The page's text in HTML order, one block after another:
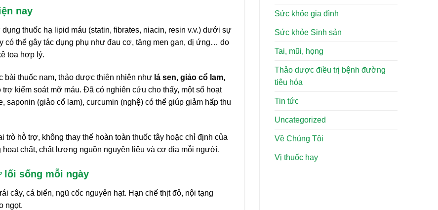
nay
thuốc hạ lipid máu (statin, fibrates, niacin, resin v.v.) dưới sự
có thể gây tác dụng phụ như đau cơ, tăng men gan, dị ứng… do
toa hợp lý.
bài thuốc nam, thảo dược thiên nhiên như lá sen, giảo cổ lam,
trợ kiểm soát mỡ máu. Đã có nghiên cứu cho thấy, một số hoạt
(giảo cổ lam), curcumin (nghệ) có thể giúp giảm hấp thu
hỗ trợ, không thay thế hoàn toàn thuốc tây hoặc chỉ định của
chất, chất lượng nguồn nguyên liệu và cơ địa mỗi người.
lối sống mỗi ngày
cây, cá biển, ngũ cốc nguyên hạt. Hạn chế thịt đỏ, nội tạng
ngọt.
Sức khỏe gia đình
Sức khỏe Sinh sản
Tai, mũi, họng
Thảo dược điều trị bệnh đường
tiêu hóa
Tin tức
Uncategorized
Về Chúng Tôi
Vị thuốc hay